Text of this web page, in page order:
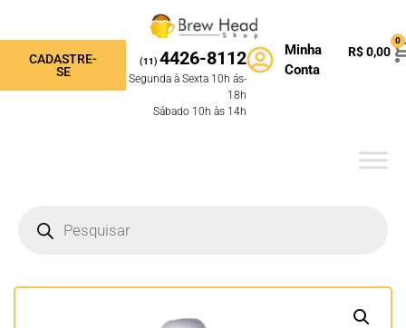
CADASTRE-
SE
(11) 4426-8112
Segunda à Sexta 10h ás-
18h
Sábado 10h às 14h
Minha
Conta
R$0,00
0